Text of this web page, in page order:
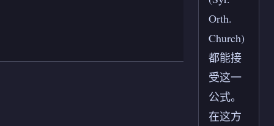
Orth.
Church)
都能接
受这一
公式。
在这方